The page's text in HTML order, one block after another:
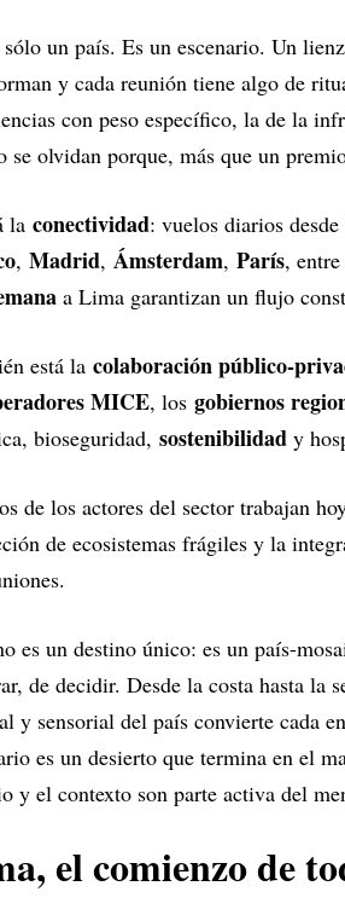
un país. Es un escenario. Un
y cada reunión tiene algo de
con peso específico, la de la
se olvidan porque, más que un
la conectividad: vuelos diarios desde
, Madrid, Ámsterdam, París,
a Lima garantizan un flujo
está la colaboración público-
MICE, los gobiernos
bioseguridad, sostenibilidad y
de los actores del sector trabajan
de ecosistemas frágiles y la
es un destino único: es un país-
de decidir. Desde la costa hasta la
y sensorial del país convierte cada
es un desierto que termina en el
y el contexto son parte activa del
el comienzo de